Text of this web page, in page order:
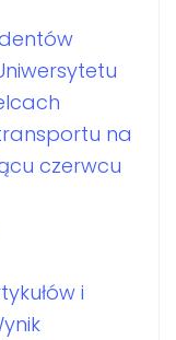
transportu na
czerwcu
i